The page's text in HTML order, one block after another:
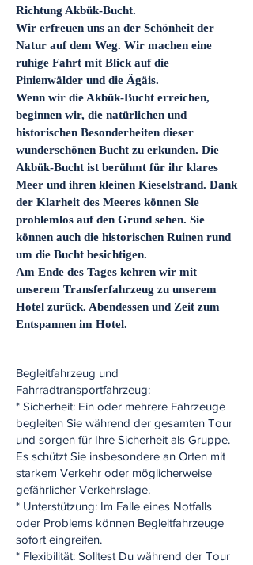
Richtung Akbük-Bucht.
Wir erfreuen uns an der Schönheit der
Natur auf dem Weg. Wir machen eine
ruhige Fahrt mit Blick auf die
Pinienwälder und die Ägäis.
Wenn wir die Akbük-Bucht erreichen,
beginnen wir, die natürlichen und
historischen Besonderheiten dieser
wunderschönen Bucht zu erkunden. Die
Akbük-Bucht ist berühmt für ihr klares
Meer und ihren kleinen Kieselstrand. Dank
der Klarheit des Meeres können Sie
problemlos auf den Grund sehen. Sie
können auch die historischen Ruinen rund
um die Bucht besichtigen.
Am Ende des Tages kehren wir mit
unserem Transferfahrzeug zu unserem
Hotel zurück. Abendessen und Zeit zum
Entspannen im Hotel.
Begleitfahrzeug und
Fahrradtransportfahrzeug:
* Sicherheit: Ein oder mehrere Fahrzeuge
begleiten Sie während der gesamten Tour
und sorgen für Ihre Sicherheit als Gruppe.
Es schützt Sie insbesondere an Orten mit
starkem Verkehr oder möglicherweise
gefährlicher Verkehrslage.
* Unterstützung: Im Falle eines Notfalls
oder Problems können Begleitfahrzeuge
sofort eingreifen.
* Flexibilität: Solltest Du während der Tour